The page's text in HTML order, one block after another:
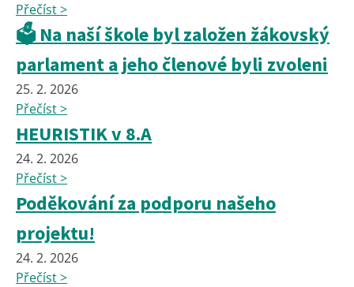
Přečíst >
🗳️ Na naší škole byl založen žákovský
parlament a jeho členové byli zvoleni
25. 2. 2026
Přečíst >
HEURISTIK v 8.A
24. 2. 2026
Přečíst >
Poděkování za podporu našeho
projektu!
24. 2. 2026
Přečíst >